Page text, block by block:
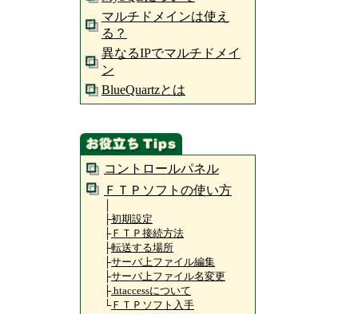
マルチドメインは使え
る？
異なるIPでマルチドメイ
ン
BlueQuartzとは
コントロールパネル
ＦＴＰソフトの使い方
├初期設定
├ＦＴＰ接続方法
├転送する場所
├サーバ上ファイル編集
├サーバ上ファイル名変更
├.htaccessについて
└ＦＴＰソフト入手